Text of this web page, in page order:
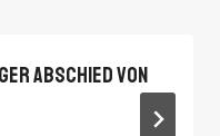
Abschied Von